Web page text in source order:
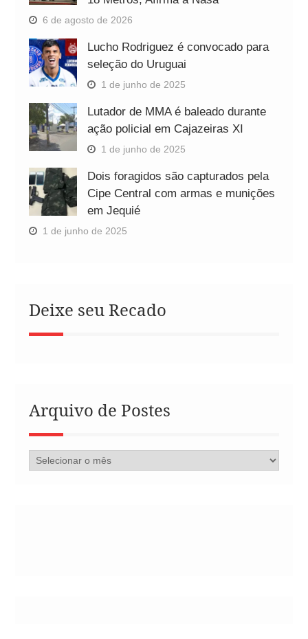
6 de agosto de 2026
Lucho Rodriguez é convocado para
seleção do Uruguai
1 de junho de 2025
Lutador de MMA é baleado durante
ação policial em Cajazeiras XI
1 de junho de 2025
Dois foragidos são capturados pela
Cipe Central com armas e munições
em Jequié
1 de junho de 2025
Deixe seu Recado
Arquivo de Postes
Arquivo
de